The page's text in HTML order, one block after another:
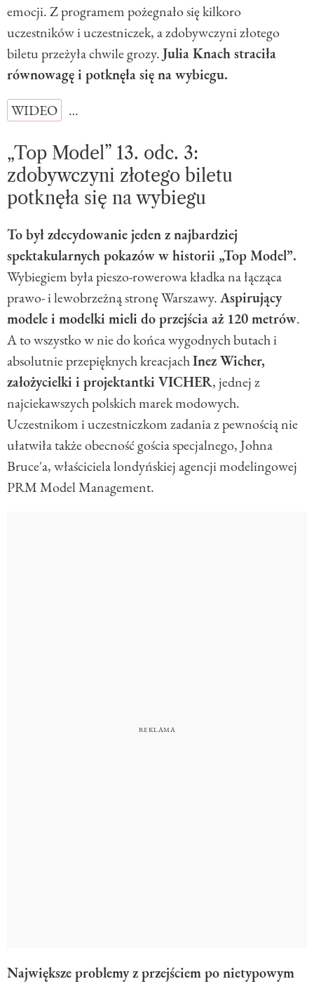
emocji. Z programem pożegnało się kilkoro
uczestników i uczestniczek, a zdobywczyni złotego
biletu przeżyła chwile grozy.Julia Knach straciła
równowagę i potknęła się na wybiegu.
WIDEO
…
„Top Model” 13. odc. 3:
zdobywczyni złotego biletu
potknęła się na wybiegu
To był zdecydowanie jeden z najbardziej
spektakularnych pokazów w historii „Top Model”.
Wybiegiem była pieszo-rowerowa kładka na łącząca
prawo- i lewobrzeżną stronę Warszawy.Aspirujący
modele i modelki mieli do przejścia aż 120 metrów.
A to wszystko w nie do końca wygodnych butach i
absolutnie przepięknych kreacjachInez Wicher,
założycielki i projektantki VICHER, jednej z
najciekawszych polskich marek modowych.
Uczestnikom i uczestniczkom zadania z pewnością nie
ułatwiła także obecność gościa specjalnego, Johna
Bruce'a, właściciela londyńskiej agencji modelingowej
PRM Model Management.
Największe problemy z przejściem po nietypowym